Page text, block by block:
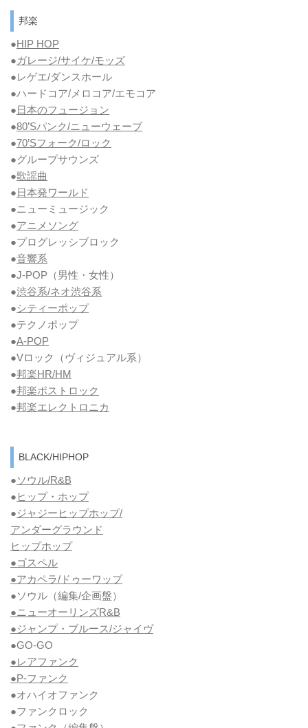
邦楽
●HIP HOP
●ガレージ/サイケ/モッズ
●レゲエ/ダンスホール
●ハードコア/メロコア/エモコア
●日本のフュージョン
●80’Sパンク/ニューウェーブ
●70’Sフォーク/ロック
●グループサウンズ
●歌謡曲
●日本発ワールド
●ニューミュージック
●アニメソング
●プログレッシブロック
●音響系
●J-POP（男性・女性）
●渋谷系/ネオ渋谷系
●シティーポップ
●テクノポップ
●A-POP
●Vロック
（ヴィジュアル系）
●邦楽HR/HM
●邦楽ポストロック
●邦楽エレクトロニカ
BLACK/HIPHOP
●ソウル/R&B
● ヒップ・ホップ
●ジャジーヒップホップ/
アンダーグラウンド
ヒップホップ
●ゴスペル
●アカペラ/ドゥーワップ
●ソウル （編集/企画盤）
●ニューオーリンズR&B
●ジャンプ・ブルース/ジャイヴ
●GO-GO
●レアファンク
●P-ファンク
●オハイオファンク
●ファンクロック